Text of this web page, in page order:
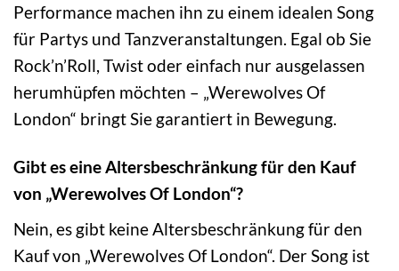
Performance machen ihn zu einem idealen Song
für Partys und Tanzveranstaltungen. Egal ob Sie
Rock’n’Roll, Twist oder einfach nur ausgelassen
herumhüpfen möchten – „Werewolves Of
London“ bringt Sie garantiert in Bewegung.
Gibt es eine Altersbeschränkung für den Kauf
von „Werewolves Of London“?
Nein, es gibt keine Altersbeschränkung für den
Kauf von „Werewolves Of London“. Der Song ist